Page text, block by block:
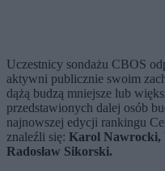
Uczestnicy sondażu CBOS
aktywni publicznie swoim
dążą budzą mniejsze lub
przedstawionych dalej osób
najnowszej edycji rankingu
znaleźli się: Karol Nawrocki,
Radosław Sikorski.